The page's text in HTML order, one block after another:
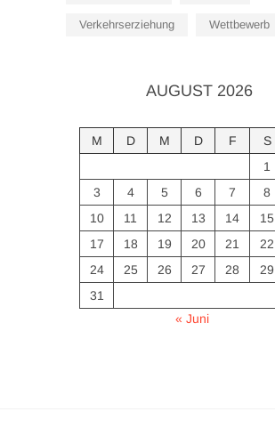
Verkehrserziehung Wettbewerb
AUGUST 2026
M D M D F S
1
3
4 5 6 7 8
10
11 12 13 14 15
17
18 19 20 21 22
24
25 26 27 28 29
31
« Juni